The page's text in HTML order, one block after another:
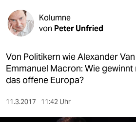
öko
gesellschaft
kultur
sport
nord
Kolumne
von Peter Unfried
Von Politikern wie Alexander
Emmanuel Macron: Wie
das offene Europa?
11.3.2017 11:42 Uhr